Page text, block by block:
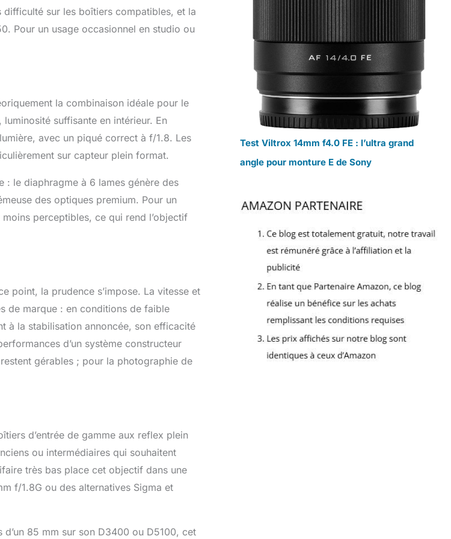
difficulté sur les boîtiers compatibles, et la
Pour un usage occasionnel en studio ou
la combinaison idéale pour le
suffisante en intérieur. En
avec un piqué correct à f/1.8. Les
sur capteur plein format.
: le diaphragme à 6 lames génère des
des optiques premium. Pour un
perceptibles, ce qui rend l’objectif
point, la prudence s’impose. La vitesse et
de marque : en conditions de faible
à la stabilisation annoncée, son efficacité
d’un système constructeur
gérables ; pour la photographie de
d’entrée de gamme aux reflex plein
ou intermédiaires qui souhaitent
très bas place cet objectif dans une
f/1.8G ou des alternatives Sigma et
85 mm sur son D3400 ou D5100, cet
Test Viltrox 14mm f4.0 FE : l’ultra grand
angle pour monture E de Sony